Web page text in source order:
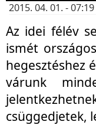
2015. 04. 01. -
Az idei félév
ismét
hegesztéshez
várunk
csüggedjetek,